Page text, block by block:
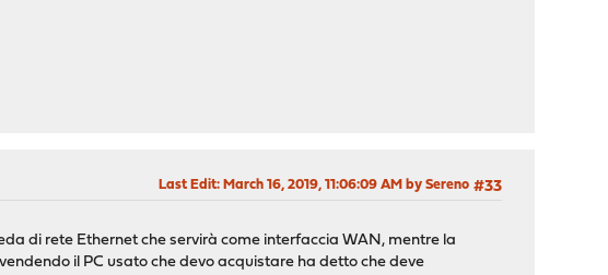
#33
Last Edit: March 16, 2019, 11:06:09 AM by Sereno
di rete Ethernet che servirà come interfaccia WAN, mentre la
il PC usato che devo acquistare ha detto che deve